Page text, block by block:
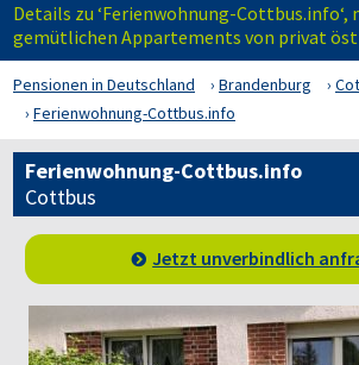
Details zu ‘Ferienwohnung-Cottbus.info‘,
gemütlichen Appartements von privat
Pensionen in Deutschland Brandenburg
Ferienwohnung-Cottbus.info
Ferienwohnung-Cottbus.info
Cottbus
Jetzt unverbindlich